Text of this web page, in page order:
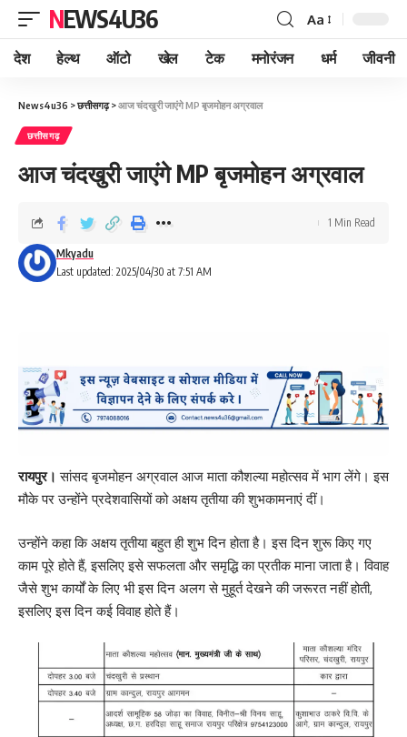
NEWS4U36 Aa
देश हेल्थ ऑटो खेल टेक मनोरंजन धर्म जीवनी
News4u36 >छत्तीसगढ़>आज चंदखुरी जाएंगे MP बृजमोहन अग्रवाल
छत्तीसगढ़
आज चंदखुरी जाएंगे MP बृजमोहन अग्रवाल
Last updated: 2025/04/30 at 7:51 AM
Mkyadu
1 Min Read
रायपुर। सांसद बृजमोहन अग्रवाल आज माता कौशल्या महोत्सव में भाग लेंगे। इस
मौके पर उन्होंने प्रदेशवासियों को अक्षय तृतीया की शुभकामनाएं दीं।
उन्होंने कहा कि अक्षय तृतीया बहुत ही शुभ दिन होता है। इस दिन शुरू किए गए
काम पूरे होते हैं, इसलिए इसे सफलता और समृद्धि का प्रतीक माना जाता है। विवाह
जैसे शुभ कार्यों के लिए भी इस दिन अलग से मुहूर्त देखने की जरूरत नहीं होती,
इसलिए इस दिन कई विवाह होते हैं।